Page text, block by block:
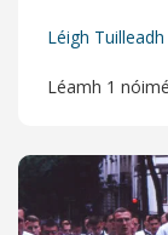
Léigh Tuilleadh
Léamh 1